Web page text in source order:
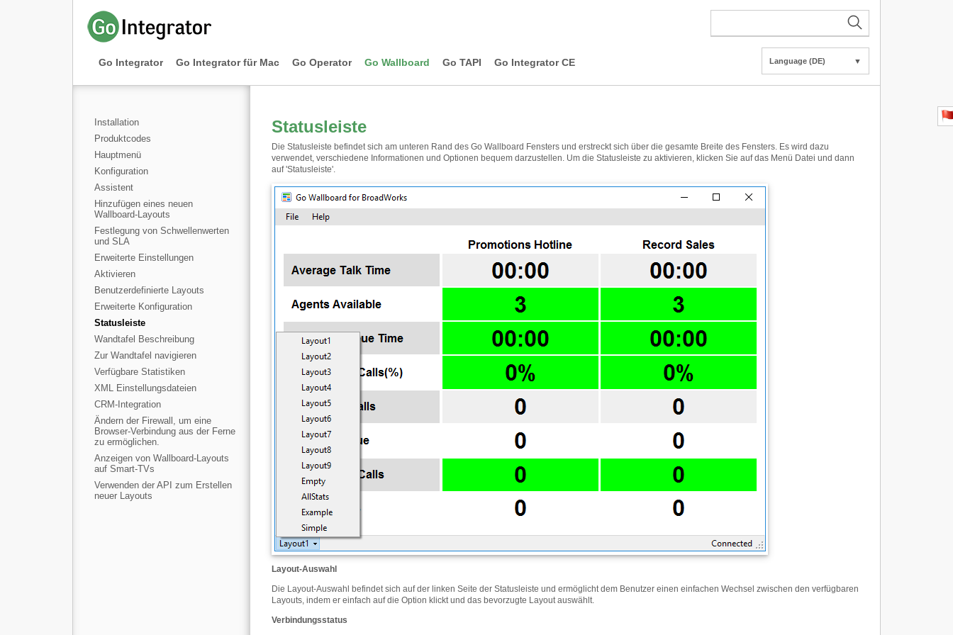
Go Integrator Go Integrator für Mac Go Operator Go Wallboard Go TAPI Go Integrator CE Language (DE) ▼
Installation
Produktcodes
Hauptmenü
Konfiguration
Assistent
Hinzufügen eines neuen
Wallboard-Layouts
Festlegung von Schwellenwerten
und SLA
Erweiterte Einstellungen
Aktivieren
Benutzerdefinierte Layouts
Erweiterte Konfiguration
Statusleiste
Wandtafel Beschreibung
Zur Wandtafel navigieren
Verfügbare Statistiken
XML Einstellungsdateien
CRM-Integration
Ändern der Firewall, um eine
Browser-Verbindung aus der Ferne
zu ermöglichen.
Anzeigen von Wallboard-Layouts
auf Smart-TVs
Verwenden der API zum Erstellen
neuer Layouts
Statusleiste
Die Statusleiste befindet sich am unteren Rand des Go Wallboard Fensters und erstreckt sich über die gesamte Breite des Fensters. Es wird dazu
verwendet, verschiedene Informationen und Optionen bequem darzustellen. Um die Statusleiste zu aktivieren, klicken Sie auf das Menü Datei und dann
auf 'Statusleiste'.
Layout-Auswahl
Die Layout-Auswahl befindet sich auf der linken Seite der Statusleiste und ermöglicht dem Benutzer einen einfachen Wechsel zwischen den verfügbaren
Layouts, indem er einfach auf die Option klickt und das bevorzugte Layout auswählt.
Verbindungsstatus